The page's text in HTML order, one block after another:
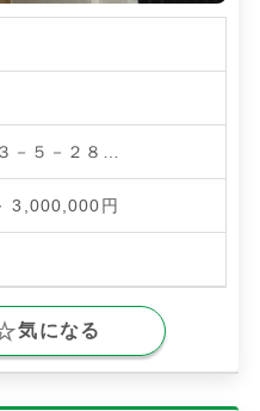
－５－２８…
3,000,000円
気になる